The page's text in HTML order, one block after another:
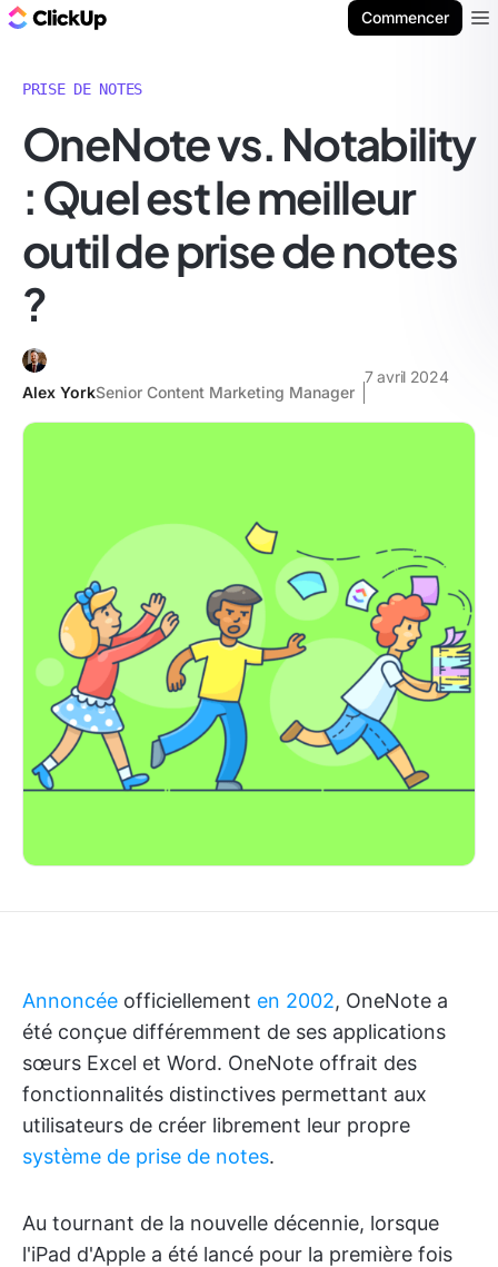
Commencer
PRISE DE NOTES
OneNote vs. Notability
: Quel est le meilleur
outil de prise de notes
?
Alex YorkSenior Content Marketing Manager
7 avril 2024
Annoncée officiellement en 2002, OneNote a
été conçue différemment de ses applications
sœurs Excel et Word. OneNote offrait des
fonctionnalités distinctives permettant aux
utilisateurs de créer librement leur propre
système de prise de notes.
Au tournant de la nouvelle décennie, lorsque
l'iPad d'Apple a été lancé pour la première fois